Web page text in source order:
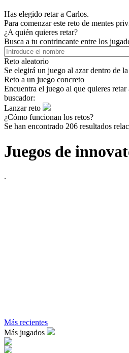
Has elegido retar a Carlos.
Para comenzar este reto de mentes
¿A quién quieres retar?
Busca a tu contrincante entre los
Reto aleatorio
Se elegirá un juego al azar dentro de
Reto a un juego concreto
Encuentra el juego al que quieres
buscador:
Lanzar reto
¿Cómo funcionan los retos?
Se han encontrado 206 resultados
Juegos de
.
Más recientes
Más jugados